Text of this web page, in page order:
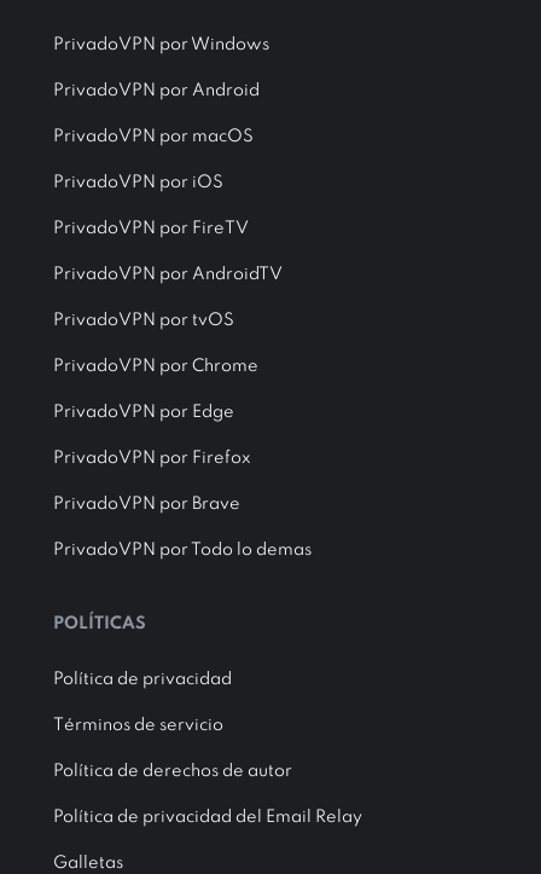
PrivadoVPN por Windows
PrivadoVPN por Android
PrivadoVPN por macOS
PrivadoVPN por iOS
PrivadoVPN por FireTV
PrivadoVPN por AndroidTV
PrivadoVPN por tvOS
PrivadoVPN por Chrome
PrivadoVPN por Edge
PrivadoVPN por Firefox
PrivadoVPN por Brave
PrivadoVPN por Todo lo demas
POLÍTICAS
Política de privacidad
Términos de servicio
Política de derechos de autor
Política de privacidad del Email Relay
Galletas